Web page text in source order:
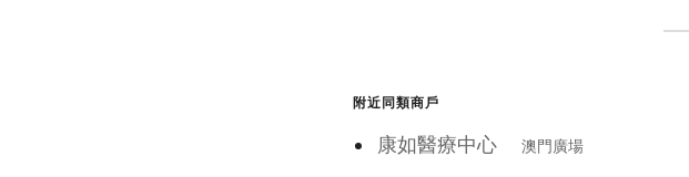
附近同類商戶
康如醫療中心 澳門廣場